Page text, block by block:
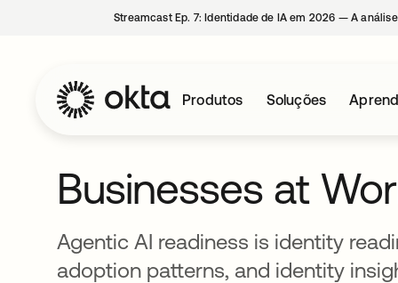
Streamcast Ep. 7: Identidade de IA em 2026 — A
Produtos Soluções
Businesses at
Agentic AI readiness is identity
adoption patterns, and identity